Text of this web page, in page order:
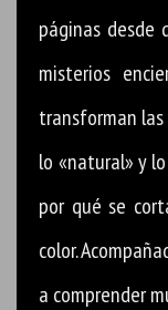
páginas desde
misterios
transforman
lo «natural» y
por qué se
color.
a comprender